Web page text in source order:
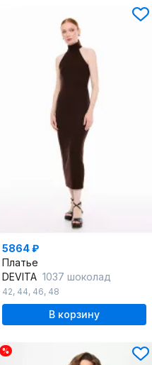
5864 ₽
Платье
DEVITA 1037 шоколад
42, 44, 46, 48
В корзину
%